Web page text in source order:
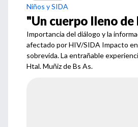
Niños y SIDA
"Un cuerpo lleno de
Importancia del diálogo y la
afectado por HIV/SIDA Impacto
sobrevida. La entrañable
Htal. Muñiz de Bs As.